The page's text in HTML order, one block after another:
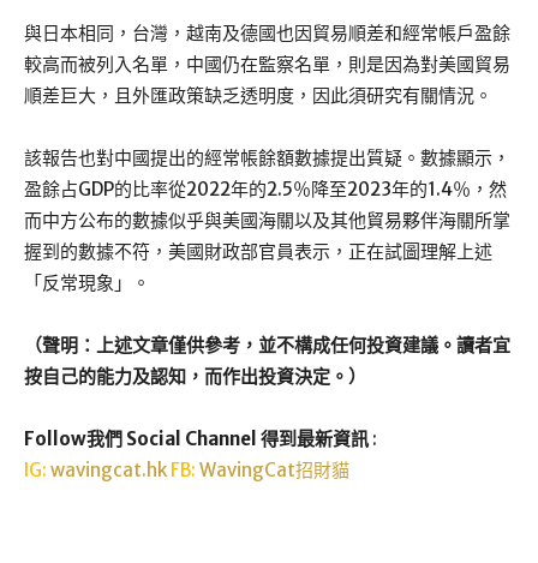
與日本相同，台灣，越南及德國也因貿易順差和經常帳戶盈餘
較高而被列入名單，中國仍在監察名單，則是因為對美國貿易
順差巨大，且外匯政策缺乏透明度，因此須研究有關情況。
該報告也對中國提出的經常帳餘額數據提出質疑。數據顯示，
盈餘占GDP的比率從2022年的2.5％降至2023年的1.4％，然
而中方公布的數據似乎與美國海關以及其他貿易夥伴海關所掌
握到的數據不符，美國財政部官員表示，正在試圖理解上述
「反常現象」。
（聲明：上述文章僅供參考，並不構成任何投資建議。讀者宜
按自己的能力及認知，而作出投資決定。）
Follow我們 Social Channel 得到最新資訊 :
IG: wavingcat.hk FB: WavingCat招財貓